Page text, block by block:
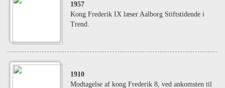
1957
Kong Frederik IX læser Aalborg Stiftstidende i
Trend.
1910
Modtagelse af kong Frederik 8, ved ankomsten til